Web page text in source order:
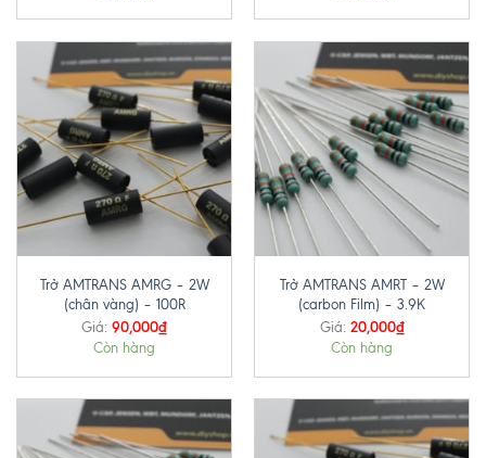
Trở AMTRANS AMRG – 2W
(chân vàng) – 100R
Giá: 90,000₫
Còn hàng
Trở AMTRANS AMRT – 2W
(carbon Film) – 3.9K
Giá: 20,000₫
Còn hàng